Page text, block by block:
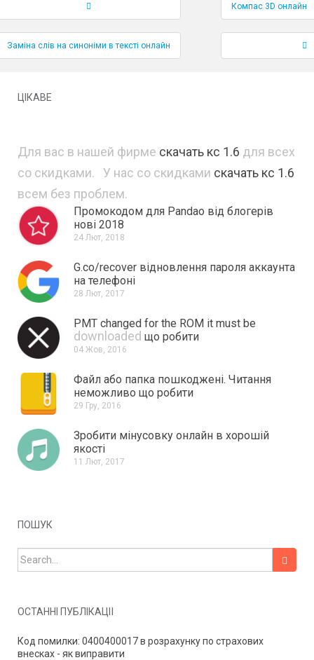
по публікаціям
Заміна слів на синоніми в тексті онлайн
Компас 3D онлайн
ЦІКАВЕ
Для вас в нашей фирме скачать кс 1.6 для всех
со скидками. У нас со скидками скачать кс 1.6
всем без проблем.
Промокодом для Pandao від блогерів
нові 2018
24 Лют, 2018
G.co/recover відновлення пароля аккаунта
на телефоні
28 Лют, 2017
PMT changed for the ROM it must be
downloaded що робити
04 Жов, 2016
Файл або папка пошкоджені. Читання
неможливо що робити
29 Гру, 2016
Зробити мінусовку онлайн в хорошій
якості
11 Лют, 2017
ПОШУК
Search for:
ОСТАННІ ПУБЛІКАЦІЇ
Код помилки: 0400400017 в розрахунку по страхових
внесках - як виправити